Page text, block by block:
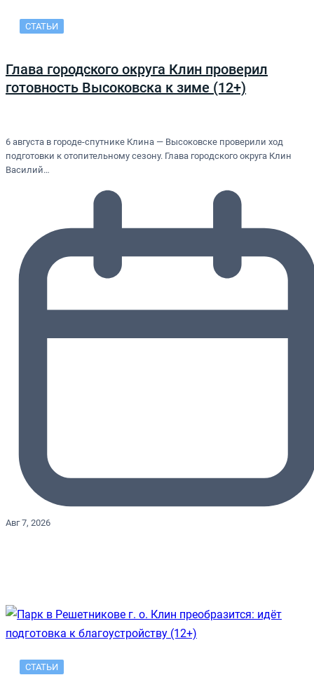
СТАТЬИ
Глава городского округа Клин проверил
готовность Высоковска к зиме (12+)
6 августа в городе-спутнике Клина — Высоковске проверили ход
подготовки к отопительному сезону. Глава городского округа Клин
Василий…
Авг 7, 2026
СТАТЬИ